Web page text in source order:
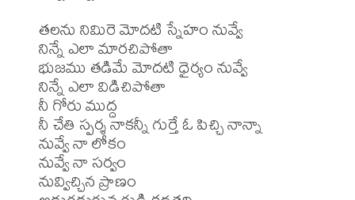
తలను నిమిరె మోదటి స్నేహం నువ్వే
నిన్నే ఎలా మారచిపోతా
భుజము తడిమే మోదటి ధైర్యం నువ్వే
నిన్నే ఎలా విడిచిపోతా
నీ గోరు ముద్ద
నీ చేతి స్పర్శ నాకన్నీ గుర్తే ఓ పిచ్చి నాన్నా
నువ్వే నా లోకం
నువ్వే నా సర్వం
నువ్విచ్చిన ప్రాణం